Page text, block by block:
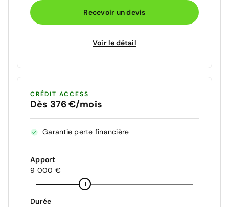
Recevoir un devis
Voir le détail
CRÉDIT ACCESS
Dès 376 €/mois
Garantie perte financière
Apport
9 000 €
Durée